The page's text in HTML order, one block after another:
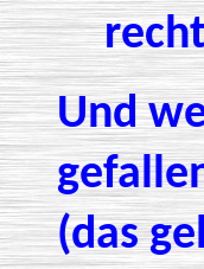
Und
(das